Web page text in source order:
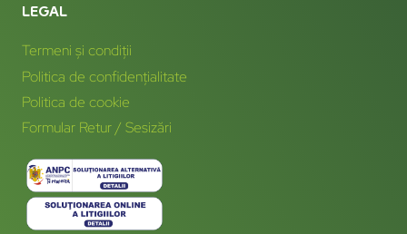
LEGAL
Termeni și condiții
Politica de confidențialitate
Politica de cookie
Formular Retur / Sesizări